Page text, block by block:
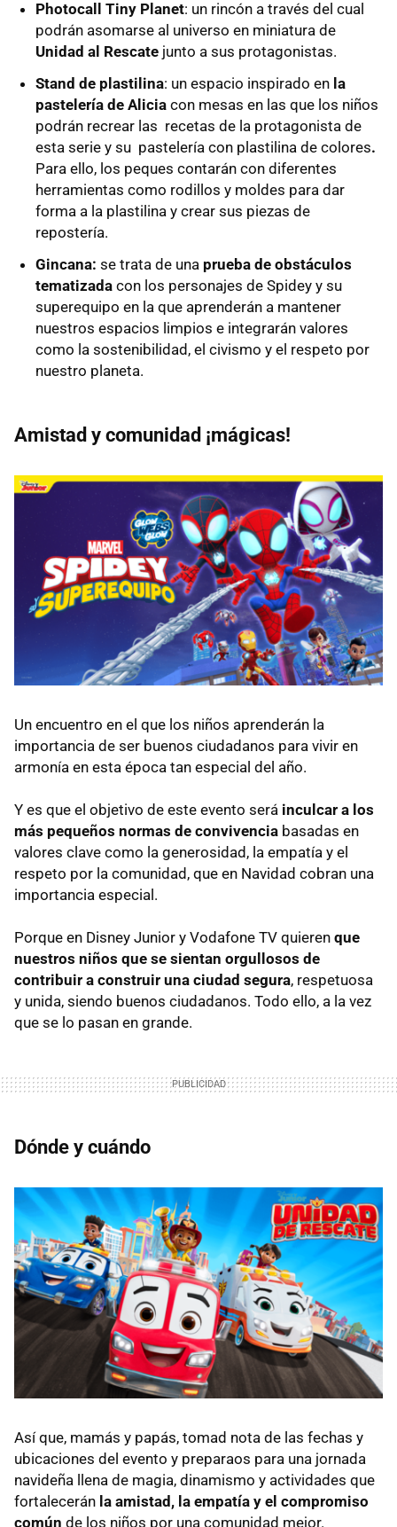
Photocall Tiny Planet: un rincón a través del cual
podrán asomarse al universo en miniatura de
Unidad al Rescate junto a sus protagonistas.
Stand de plastilina: un espacio inspirado en la
pastelería de Alicia con mesas en las que los niños
podrán recrear las recetas de la protagonista de
esta serie y su pastelería con plastilina de colores.
Para ello, los peques contarán con diferentes
herramientas como rodillos y moldes para dar
forma a la plastilina y crear sus piezas de
repostería.
Gincana: se trata de una prueba de obstáculos
tematizada con los personajes de Spidey y su
superequipo en la que aprenderán a mantener
nuestros espacios limpios e integrarán valores
como la sostenibilidad, el civismo y el respeto por
nuestro planeta.
Amistad y comunidad ¡mágicas!
Un encuentro en el que los niños aprenderán la
importancia de ser buenos ciudadanos para vivir en
armonía en esta época tan especial del año.
Y es que el objetivo de este evento será inculcar a los
más pequeños normas de convivencia basadas en
valores clave como la generosidad, la empatía y el
respeto por la comunidad, que en Navidad cobran una
importancia especial.
Porque en Disney Junior y Vodafone TV quieren que
nuestros niños que se sientan orgullosos de
contribuir a construir una ciudad segura, respetuosa
y unida, siendo buenos ciudadanos. Todo ello, a la vez
que se lo pasan en grande.
Dónde y cuándo
Así que, mamás y papás, tomad nota de las fechas y
ubicaciones del evento y preparaos para una jornada
navideña llena de magia, dinamismo y actividades que
fortalecerán la amistad, la empatía y el compromiso
común de los niños por una comunidad mejor.